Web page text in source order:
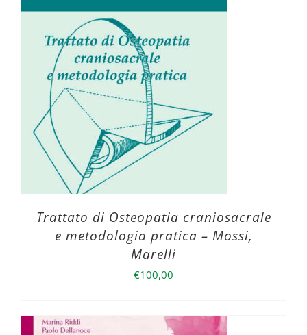
Trattato di Osteopatia craniosacrale
e metodologia pratica – Mossi,
Marelli
€100,00